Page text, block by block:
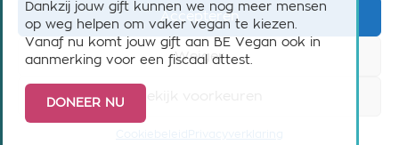
Accepteren
Weiger
Steun BE Vegan
Dankzij jouw gift kunnen we nog meer mensen
op weg helpen om vaker vegan te kiezen.
Vanaf nu komt jouw gift aan BE Vegan ook in
aanmerking voor een fiscaal attest.
DONEER NU